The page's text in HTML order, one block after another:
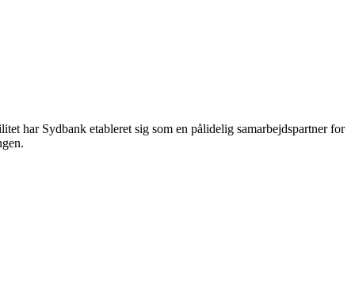
har Sydbank etableret sig som en pålidelig samarbejdspartner for